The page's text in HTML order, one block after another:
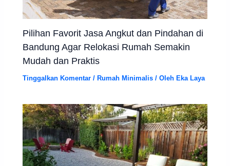
Pilihan Favorit Jasa Angkut dan Pindahan di
Bandung Agar Relokasi Rumah Semakin
Mudah dan Praktis
Tinggalkan Komentar / Rumah Minimalis / Oleh Eka Laya